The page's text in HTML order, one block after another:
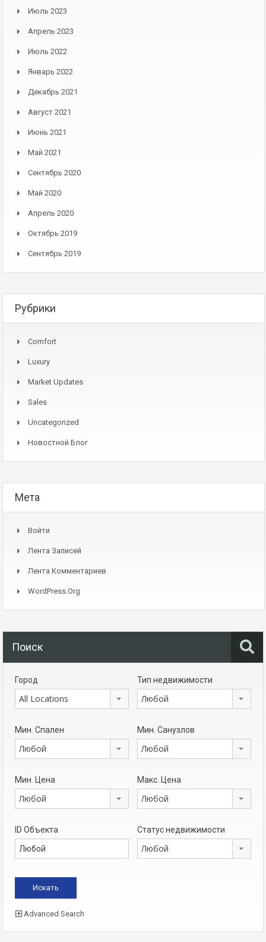
Июль 2023
Апрель 2023
Июль 2022
Январь 2022
Декабрь 2021
Август 2021
Июнь 2021
Май 2021
Сентябрь 2020
Май 2020
Апрель 2020
Октябрь 2019
Сентябрь 2019
Рубрики
Comfort
Luxury
Market Updates
Sales
Uncategorized
Новостной Блог
Мета
Войти
Лента Записей
Лента Комментариев
WordPress.org
Поиск
Город
All Locations
Тип недвижимости
Любой
Мин. Спален
Любой
Мин. Санузлов
Любой
Мин. Цена
Любой
Макс. Цена
Любой
ID Объекта Статус недвижимости
Любой
Advanced Search